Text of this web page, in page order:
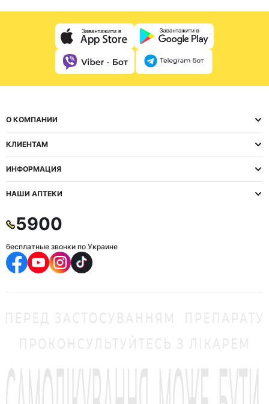
О КОМПАНИИ
КЛИЕНТАМ
ИНФОРМАЦИЯ
НАШИ АПТЕКИ
5900
бесплатные звонки по Украине